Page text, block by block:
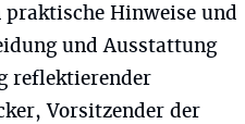
Hinweise und
und Ausstattung
reflektierender
Vorsitzender der